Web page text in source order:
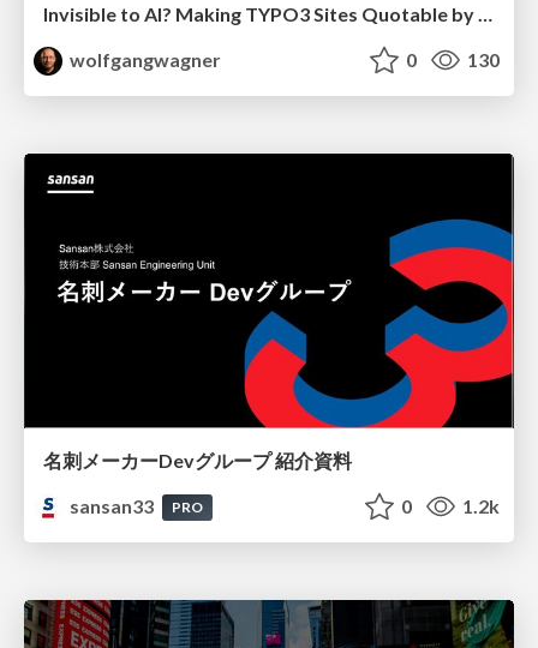
Invisible to AI? Making TYPO3 Sites Quotable by AI Search Systems
wolfgangwagner
0 130
名刺メーカーDevグループ 紹介資料
sansan33
PRO 0 1.2k